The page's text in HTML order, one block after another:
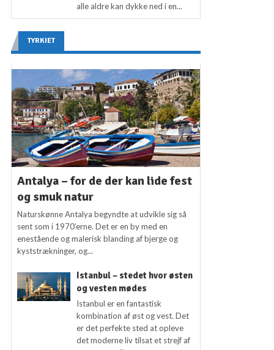
alle aldre kan dykke ned i en...
TYRKIET
Antalya – for de der kan lide fest
og smuk natur
Naturskønne Antalya begyndte at udvikle sig så
sent som i 1970’erne. Det er en by med en
enestående og malerisk blanding af bjerge og
kyststrækninger, og...
Istanbul – stedet hvor østen
og vesten mødes
Istanbul er en fantastisk
kombination af øst og vest. Det
er det perfekte sted at opleve
det moderne liv tilsat et strejf af